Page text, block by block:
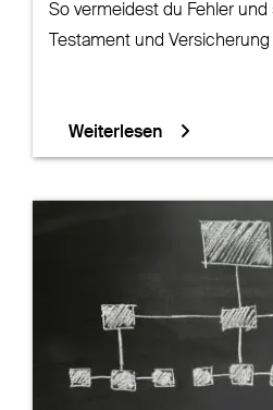
So vermeidest du Fehler
Testament und
Weiterlesen